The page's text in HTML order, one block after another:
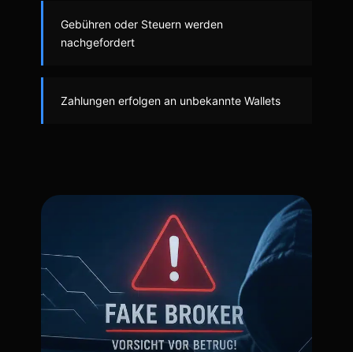
Gebühren oder Steuern werden
nachgefordert
Zahlungen erfolgen an unbekannte Wallets